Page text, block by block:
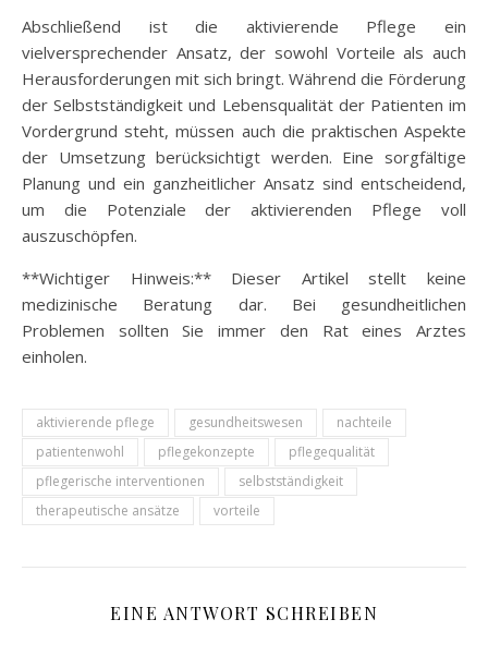
Abschließend ist die aktivierende Pflege ein
vielversprechender Ansatz, der sowohl Vorteile als auch
Herausforderungen mit sich bringt. Während die Förderung
der Selbstständigkeit und Lebensqualität der Patienten im
Vordergrund steht, müssen auch die praktischen Aspekte
der Umsetzung berücksichtigt werden. Eine sorgfältige
Planung und ein ganzheitlicher Ansatz sind entscheidend,
um die Potenziale der aktivierenden Pflege voll
auszuschöpfen.
**Wichtiger Hinweis:** Dieser Artikel stellt keine
medizinische Beratung dar. Bei gesundheitlichen
Problemen sollten Sie immer den Rat eines Arztes
einholen.
aktivierende pflege gesundheitswesen
nachteile
patientenwohl
pflegekonzepte
pflegequalität
pflegerische interventionen
selbstständigkeit
therapeutische ansätze
vorteile
EINE ANTWORT SCHREIBEN